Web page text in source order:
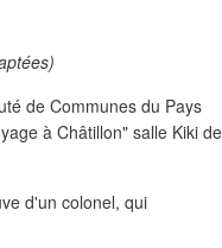
d'un colonel, qui